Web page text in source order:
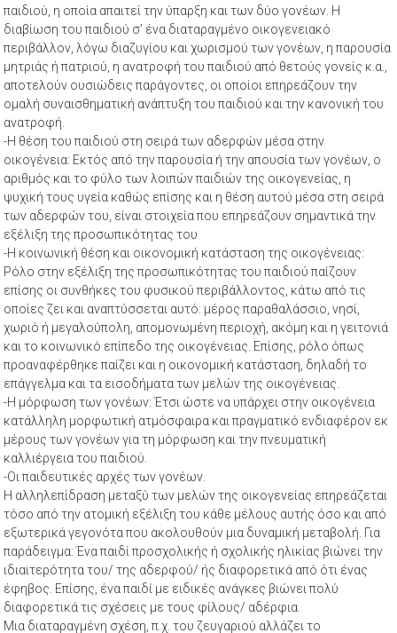
παιδιού, η οποία απαιτεί την ύπαρξη και των δύο γονέων. Η
διαβίωση του παιδιού σ’ ένα διαταραγμένο οικογενειακό
περιβάλλον, λόγω διαζυγίου και χωρισμού των γονέων, η παρουσία
μητριάς ή πατριού, η ανατροφή του παιδιού από θετούς γονείς κ.α.,
αποτελούν ουσιώδεις παράγοντες, οι οποίοι επηρεάζουν την
ομαλή συναισθηματική ανάπτυξη του παιδιού και την κανονική του
ανατροφή.
-Η θέση του παιδιού στη σειρά των αδερφών μέσα στην
οικογένεια: Εκτός από την παρουσία ή την απουσία των γονέων, ο
αριθμός και το φύλο των λοιπών παιδιών της οικογενείας, η
ψυχική τους υγεία καθώς επίσης και η θέση αυτού μέσα στη σειρά
των αδερφών του, είναι στοιχεία που επηρεάζουν σημαντικά την
εξέλιξη της προσωπικότητας του
-Η κοινωνική θέση και οικονομική κατάσταση της οικογένειας:
Ρόλο στην εξέλιξη της προσωπικότητας του παιδιού παίζουν
επίσης οι συνθήκες του φυσικού περιβάλλοντος, κάτω από τις
οποίες ζει και αναπτύσσεται αυτό: μέρος παραθαλάσσιο, νησί,
χωριό ή μεγαλούπολη, απομονωμένη περιοχή, ακόμη και η γειτονιά
και το κοινωνικό επίπεδο της οικογένειας. Επίσης, ρόλο όπως
προαναφέρθηκε παίζει και η οικονομική κατάσταση, δηλαδή το
επάγγελμα και τα εισοδήματα των μελών της οικογένειας.
-Η μόρφωση των γονέων: Έτσι ώστε να υπάρχει στην οικογένεια
κατάλληλη μορφωτική ατμόσφαιρα και πραγματικό ενδιαφέρον εκ
μέρους των γονέων για τη μόρφωση και την πνευματική
καλλιέργεια του παιδιού.
-Οι παιδευτικές αρχές των γονέων.
Η αλληλεπίδραση μεταξύ των μελών της οικογενείας επηρεάζεται
τόσο από την ατομική εξέλιξη του κάθε μέλους αυτής όσο και από
εξωτερικά γεγονότα που ακολουθούν μια δυναμική μεταβολή. Για
παράδειγμα: Ένα παιδί προσχολικής ή σχολικής ηλικίας βιώνει την
ιδιαιτερότητα του/ της αδερφού/ ής διαφορετικά από ότι ένας
έφηβος. Επίσης, ένα παιδί με ειδικές ανάγκες βιώνει πολύ
διαφορετικά τις σχέσεις με τους φίλους/ αδέρφια.
Μια διαταραγμένη σχέση, π.χ. του ζευγαριού αλλάζει το